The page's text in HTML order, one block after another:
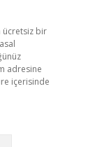
ücretsiz bir
adresine
içerisinde